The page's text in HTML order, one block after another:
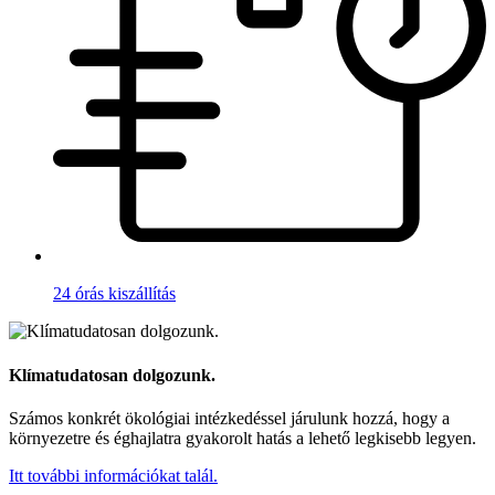
24 órás kiszállítás
Klímatudatosan dolgozunk.
Számos konkrét ökológiai intézkedéssel járulunk hozzá, hogy a
környezetre és éghajlatra gyakorolt hatás a lehető legkisebb legyen.
Itt további információkat talál.